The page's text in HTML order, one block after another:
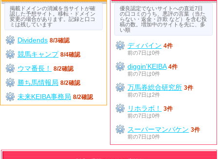
優良認定でないサイトへの直近7日
の口コミのうち、悪評の言葉（当た
らない・返金・詐欺 など）を含む投
稿の数。増加中のサイトを先に、多
い順
ディバイン 4件
前の7日は0件
diggin'KEIBA 4件
前の7日は0件
万馬券総合研究所 3件
前の7日は2件
リホラボ！
3件
前の7日は0件
スーパーマンバケン 3件
前の7日は0件
掲載ドメインの消滅を当サイトが確
認した予想サイト。移転・ドメイン
変更の場合があります。記録と口コ
ミは残しています
Dividends 8/3確認
競馬キャンプ 8/4確認
ウマ番長！ 8/2確認
勝ち馬情報局 8/2確認
未来KEIBA事務局 8/2確認